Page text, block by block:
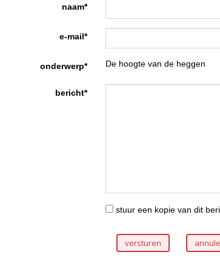
naam*
e-mail*
onderwerp* De hoogte van de heggen
bericht*
stuur een kopie van dit
versturen